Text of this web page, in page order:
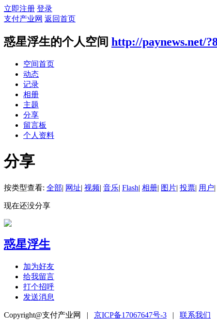
立即注册 登录
支付产业网 返回首页
惑星浮生的个人空间 http://paynews.net/
空间首页
动态
记录
相册
主题
分享
留言板
个人资料
分享
按类型查看: 全部| 网址| 视频| 音乐| Flash| 相册| 图片| 投票| 用户|
现在还没分享
惑星浮生
加为好友
给我留言
打个招呼
发送消息
Copyright@支付产业网 | 京ICP备17067647号-3 | 联系我们